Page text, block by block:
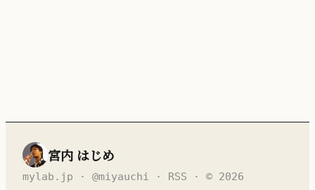
宮内 はじめ
mylab.jp · @miyauchi · RSS · © 2026